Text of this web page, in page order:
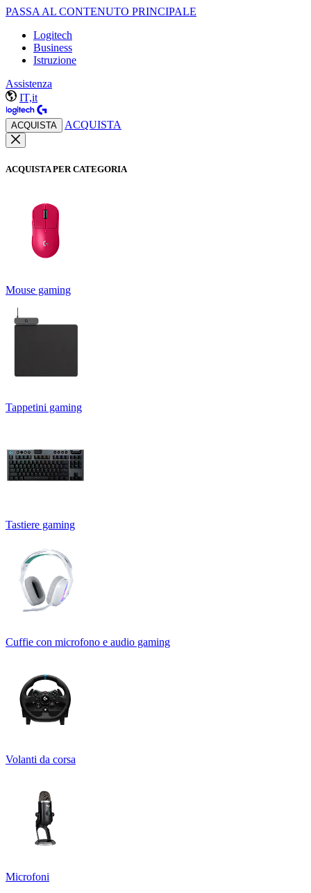
PASSA AL CONTENUTO PRINCIPALE
Logitech
Business
Istruzione
Assistenza
IT,it
ACQUISTA ACQUISTA
ACQUISTA PER CATEGORIA
Mouse gaming
Tappetini gaming
Tastiere gaming
Cuffie con microfono e audio gaming
Volanti da corsa
Microfoni